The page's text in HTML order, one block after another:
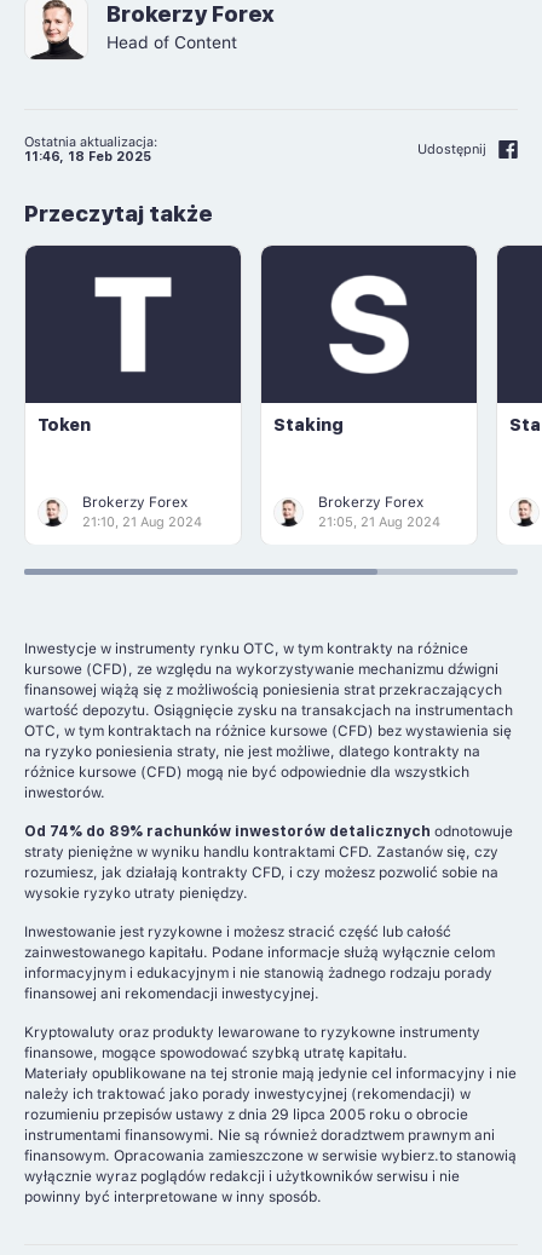
Brokerzy Forex
Head of Content
Ostatnia aktualizacja:
11:46, 18 Feb 2025
Udostępnij
Przeczytaj także
Token
Brokerzy Forex
21:10, 21 Aug 2024
Staking
Brokerzy Forex
21:05, 21 Aug 2024
Inwestycje w instrumenty rynku OTC, w tym kontrakty na różnice
kursowe (CFD), ze względu na wykorzystywanie mechanizmu dźwigni
finansowej wiążą się z możliwością poniesienia strat przekraczających
wartość depozytu. Osiągnięcie zysku na transakcjach na instrumentach
OTC, w tym kontraktach na różnice kursowe (CFD) bez wystawienia się
na ryzyko poniesienia straty, nie jest możliwe, dlatego kontrakty na
różnice kursowe (CFD) mogą nie być odpowiednie dla wszystkich
inwestorów.
Od 74% do 89% rachunków inwestorów detalicznych odnotowuje
straty pieniężne w wyniku handlu kontraktami CFD. Zastanów się, czy
rozumiesz, jak działają kontrakty CFD, i czy możesz pozwolić sobie na
wysokie ryzyko utraty pieniędzy.
Inwestowanie jest ryzykowne i możesz stracić część lub całość
zainwestowanego kapitału. Podane informacje służą wyłącznie celom
informacyjnym i edukacyjnym i nie stanowią żadnego rodzaju porady
finansowej ani rekomendacji inwestycyjnej.
Kryptowaluty oraz produkty lewarowane to ryzykowne instrumenty
finansowe, mogące spowodować szybką utratę kapitału.
Materiały opublikowane na tej stronie mają jedynie cel informacyjny i nie
należy ich traktować jako porady inwestycyjnej (rekomendacji) w
rozumieniu przepisów ustawy z dnia 29 lipca 2005 roku o obrocie
instrumentami finansowymi. Nie są również doradztwem prawnym ani
finansowym. Opracowania zamieszczone w serwisie wybierz.to stanowią
wyłącznie wyraz poglądów redakcji i użytkowników serwisu i nie
powinny być interpretowane w inny sposób.